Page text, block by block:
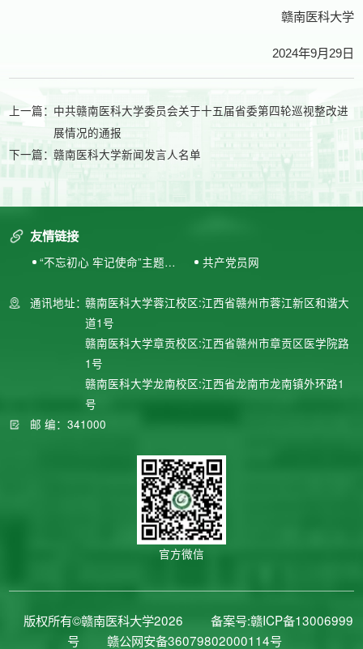
赣南医科大学
2024年9月29日
上一篇：中共赣南医科大学委员会关于十五届省委第四轮巡视整改进
展情况的通报
下一篇：赣南医科大学新闻发言人名单
友情链接
“不忘初心 牢记使命”主题教
共产党员网
通讯地址：赣南医科大学蓉江校区:江西省赣州市蓉江新区和谐大
道1号
赣南医科大学章贡校区:江西省赣州市章贡区医学院路
1号
赣南医科大学龙南校区:江西省龙南市龙南镇外环路1
号
邮 编：341000
官方微信
版权所有©赣南医科大学2026
备案号:赣ICP备13006999
号
赣公网安备36079802000114号